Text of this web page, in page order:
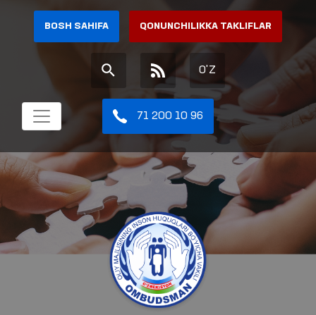
BOSH SAHIFA QONUNCHILIKKA TAKLIFLAR
O'Z
71 200 10 96